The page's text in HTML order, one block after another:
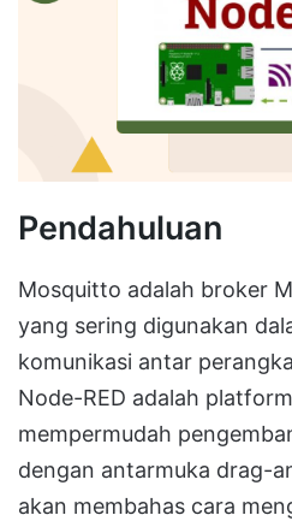
Pendahuluan
Mosquitto adalah broker
yang sering digunakan
komunikasi antar
Node-RED adalah
mempermudah
dengan antarmuka drag-
akan membahas cara